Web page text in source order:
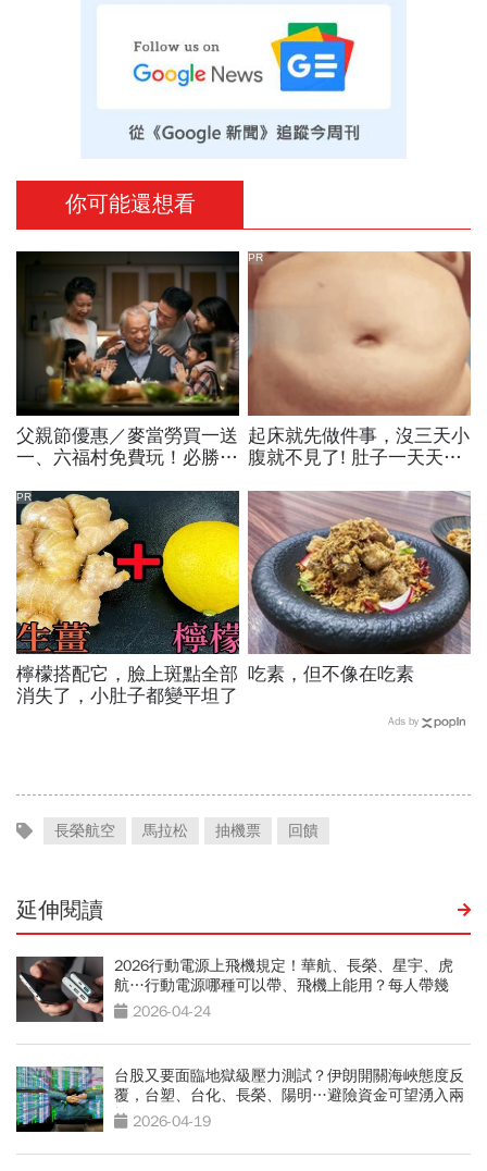
你可能還想看
父親節優惠／麥當勞買一送
一、六福村免費玩！必勝
家速食餐飲飯店好康必收
起床就先做件事，沒三天小
腹就不見了! 肚子一天天變
PR
檸檬搭配它，臉上斑點全部
消失了，小肚子都變平坦了
PR
吃素，但不像在吃素
Ads by
長榮航空 馬拉松 抽機票 回饋
延伸閱讀
2026行動電源上飛機規定！華航、長榮、星宇、虎
航…行動電源哪種可以帶、飛機上能用？每人帶幾
顆？2026-04-24
台股又要面臨地獄級壓力測試？伊朗開關海峽態度反
覆，台塑、台化、長榮、陽明…避險資金可望湧入兩
族群2026-04-19